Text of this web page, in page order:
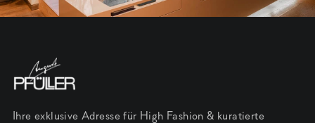
Ihre exklusive Adresse für High Fashion & kuratierte